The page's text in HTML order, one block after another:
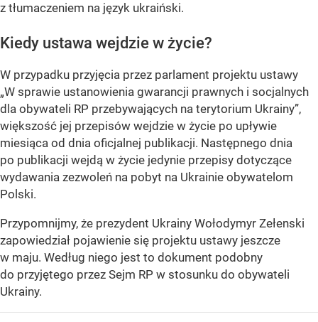
z tłumaczeniem na język ukraiński.
Kiedy ustawa wejdzie w życie?
W przypadku przyjęcia przez parlament projektu ustawy
„W sprawie ustanowienia gwarancji prawnych i socjalnych
dla obywateli RP przebywających na terytorium Ukrainy”,
większość jej przepisów wejdzie w życie po upływie
miesiąca od dnia oficjalnej publikacji. Następnego dnia
po publikacji wejdą w życie jedynie przepisy dotyczące
wydawania zezwoleń na pobyt na Ukrainie obywatelom
Polski.
Przypomnijmy, że prezydent Ukrainy Wołodymyr Zełenski
zapowiedział pojawienie się projektu ustawy jeszcze
w maju. Według niego jest to dokument podobny
do przyjętego przez Sejm RP w stosunku do obywateli
Ukrainy.